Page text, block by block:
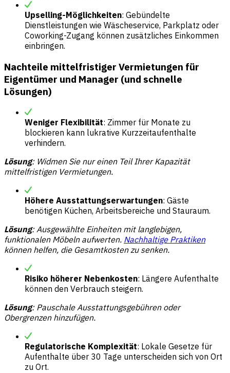
Upselling-Möglichkeiten: Gebündelte
Dienstleistungen wie Wäscheservice, Parkplatz oder
Coworking-Zugang können zusätzliches Einkommen
einbringen.
Nachteile mittelfristiger Vermietungen für
Eigentümer und Manager (und schnelle
Lösungen)
Weniger Flexibilität: Zimmer für Monate zu
blockieren kann lukrative Kurzzeitaufenthalte
verhindern.
Lösung: Widmen Sie nur einen Teil IhrerKapazität
mittelfristigen Vermietungen.
Höhere Ausstattungserwartungen: Gäste
benötigen Küchen, Arbeitsbereiche und Stauraum.
Lösung: Ausgewählte Einheiten mit langlebigen,
funktionalen Möbeln aufwerten. Nachhaltige Praktiken
können helfen, die Gesamtkosten zu senken.
Risiko höherer Nebenkosten: Längere Aufenthalte
können den Verbrauch steigern.
Lösung: PauschaleAusstattungsgebührenoder
Obergrenzen hinzufügen.
Regulatorische Komplexität: Lokale Gesetze für
Aufenthalte über 30 Tage unterscheiden sich von Ort
zu Ort.